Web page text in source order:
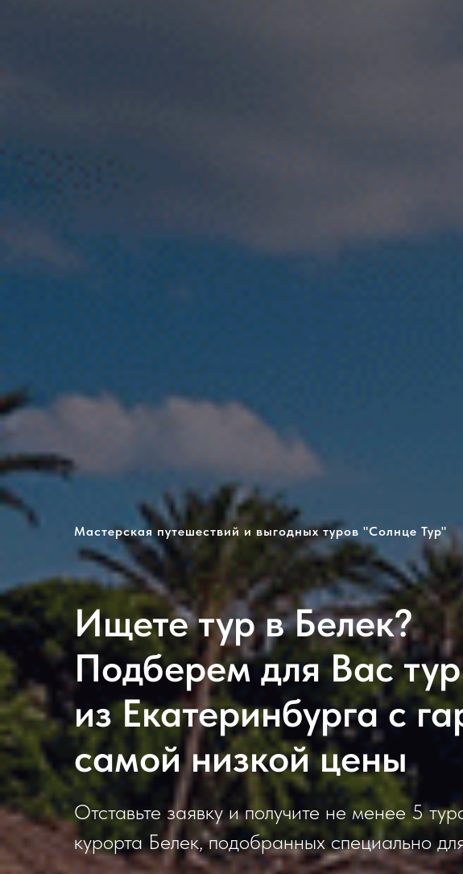
Мастерская путешествий и выгодных туров "Солнце Тур"
Ищете тур в Белек?
Подберем для Вас
из Екатеринбурга с
самой низкой цены
Отставьте заявку и получите не менее 5
курорта Белек, подобранных специально